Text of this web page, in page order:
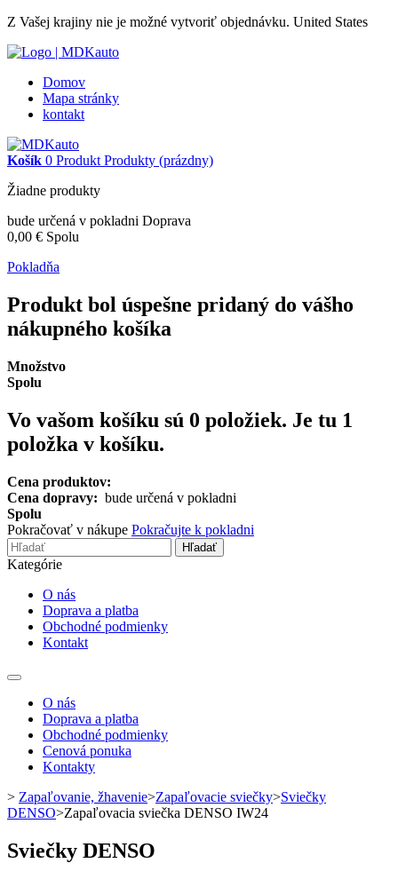
Z Vašej krajiny nie je možné vytvoriť objednávku. United States
Domov
Mapa stránky
kontakt
Košík 0 Produkt Produkty (prázdny)
Žiadne produkty
bude určená v pokladni Doprava
0,00 € Spolu
Pokladňa
Produkt bol úspešne pridaný do vášho
nákupného košíka
Množstvo
Spolu
Vo vašom košíku sú 0 položiek. Je tu 1
položka v košíku.
Cena produktov:
Cena dopravy: bude určená v pokladni
Spolu
Pokračovať v nákupe Pokračujte k pokladni
Hľadať
Kategórie
O nás
Doprava a platba
Obchodné podmienky
Kontakt
Toggle
navigationO nás
Doprava a platba
Obchodné podmienky
Cenová ponuka
Kontakty
> Zapaľovanie, žhavenie>Zapaľovacie sviečky>Sviečky
DENSO>Zapaľovacia sviečka DENSO IW24
Sviečky DENSO